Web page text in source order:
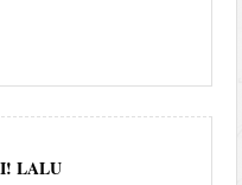
LALU